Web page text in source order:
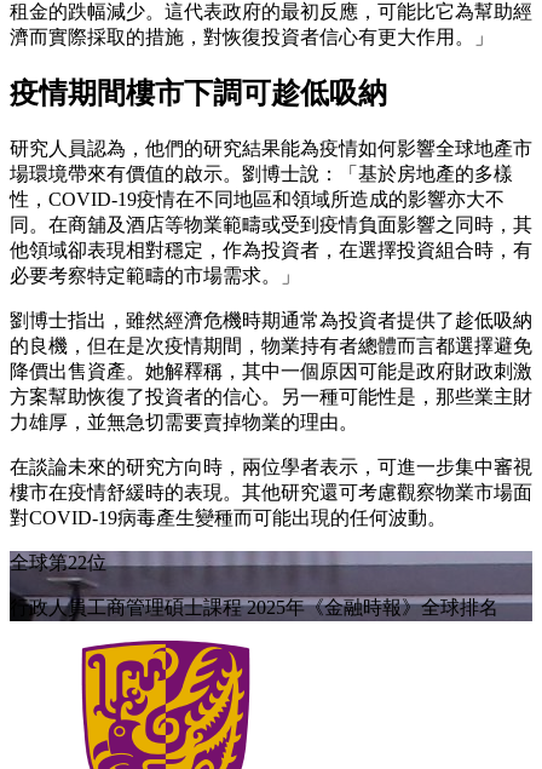
租金的跌幅減少。這代表政府的最初反應，可能比它為幫助經
濟而實際採取的措施，對恢復投資者信心有更大作用。」
疫情期間樓市下調可趁低吸納
研究人員認為，他們的研究結果能為疫情如何影響全球地產市
場環境帶來有價值的啟示。劉博士說：「基於房地產的多樣
性，COVID-19疫情在不同地區和領域所造成的影響亦大不
同。在商舖及酒店等物業範疇或受到疫情負面影響之同時，其
他領域卻表現相對穩定，作為投資者，在選擇投資組合時，有
必要考察特定範疇的市場需求。」
劉博士指出，雖然經濟危機時期通常為投資者提供了趁低吸納
的良機，但在是次疫情期間，物業持有者總體而言都選擇避免
降價出售資產。她解釋稱，其中一個原因可能是政府財政刺激
方案幫助恢復了投資者的信心。另一種可能性是，那些業主財
力雄厚，並無急切需要賣掉物業的理由。
在談論未來的研究方向時，兩位學者表示，可進一步集中審視
樓市在疫情舒緩時的表現。其他研究還可考慮觀察物業市場面
對COVID-19病毒產生變種而可能出現的任何波動。
全球第22位
行政人員工商管理碩士課程 2025年《金融時報》全球排名